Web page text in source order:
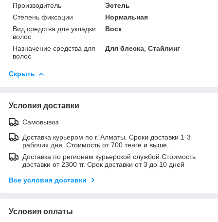
Производитель
Эстель
Степень фиксации
Нормальная
Вид средства для укладки
волос
Воск
Назначение средства для
волос
Для блеска, Стайлинг
Скрыть
Условия доставки
Самовывоз
Доставка курьером по г. Алматы. Сроки доставки 1-3
рабочих дня. Стоимость от 700 тенге и выше.
Доставка по регионам курьерской службой.Стоимость
доставки от 2300 тг. Срок доставки от 3 до 10 дней
Все условия доставки
Условия оплаты